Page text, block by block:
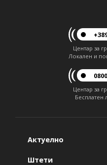
Центар за
Локален и
Центар за
Бесплатен
Актуелно
Штети